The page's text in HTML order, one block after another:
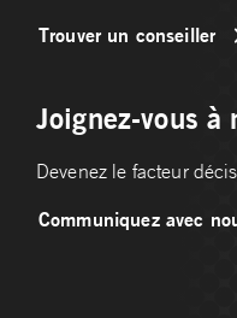
Trouver un conseiller
Joignez-vous à
Devenez le facteur
Communiquez avec